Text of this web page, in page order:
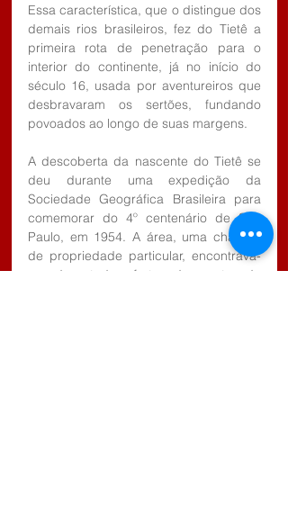
Essa característica, que o distingue dos
demais rios brasileiros, fez do Tietê a
primeira rota de penetração para o
interior do continente, já no início do
século 16, usada por aventureiros que
desbravaram os sertões, fundando
povoados ao longo de suas margens.
A descoberta da nascente do Tietê se
deu durante uma expedição da
Sociedade Geográfica Brasileira para
comemorar do 4º centenário de São
Paulo, em 1954. A área, uma chácara
de propriedade particular, encontrava-
se devastada, fruto do corte da